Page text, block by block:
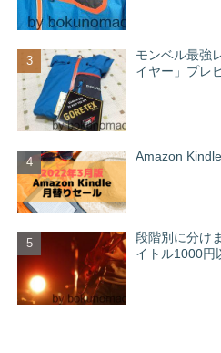
モンベル最強
イヤー」プレ
Amazon
段階別に分け
イトル1000円